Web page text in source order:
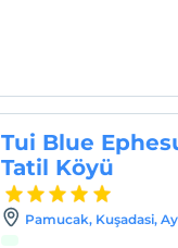
Tui Blue
Tatil Köyü
Pamucak, Kuşadasi,